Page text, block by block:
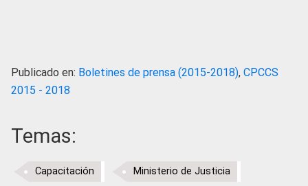
Publicado en: Boletines de prensa (2015-2018), CPCCS
2015 - 2018
Temas:
Capacitación Ministerio de Justicia